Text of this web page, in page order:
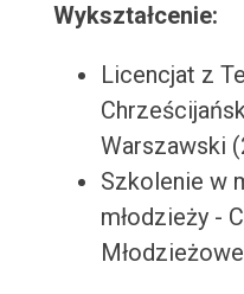
Wykształcenie:
Licencjat z
Warszawski
Szkolenie w
młodzieży -